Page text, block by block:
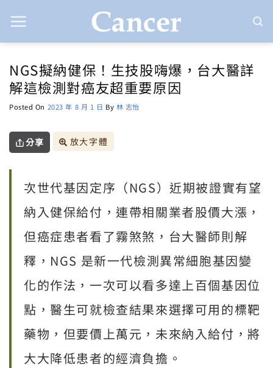
to
NGS擬納健保！生技股嗨爆，台大醫詳
解這檢測對癌友超重要原因
Posted On 2023 年 8 月 1 日 By 林 志怡
分享 放大字體
次世代基因定序（NGS）近期被證實有望
納入健保給付，連帶相關業者股價大漲，
但癌症患者看了霧煞煞，台大醫師則解
釋，NGS 是新一代檢測異常細胞基因變
化的作法，一次可以看多達上百個基因位
點，醫生可就檢查結果來選擇可用的標靶
藥物，但要價上萬元，未來納入給付，將
大大降低患者的經濟負擔。